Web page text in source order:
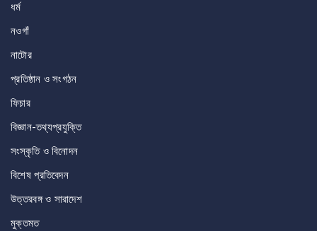
ধর্ম
নওগাঁ
নাটোর
প্রতিষ্ঠান ও সংগঠন
ফিচার
বিজ্ঞান-তথ্যপ্রযুক্তি
সংস্কৃতি ও বিনোদন
বিশেষ প্রতিবেদন
উত্তরবঙ্গ ও সারাদেশ
মুক্তমত